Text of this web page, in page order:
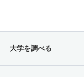
大学を調べる